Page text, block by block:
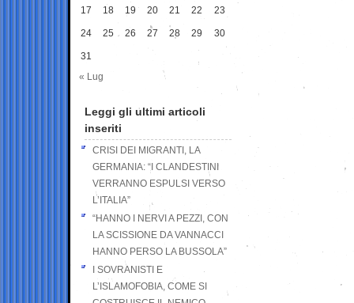
17 18 19 20 21 22 23
24 25 26 27 28 29 30
31
« Lug
Leggi gli ultimi articoli
inseriti
CRISI DEI MIGRANTI, LA
GERMANIA: “I CLANDESTINI
VERRANNO ESPULSI VERSO
L’ITALIA”
“HANNO I NERVI A PEZZI, CON
LA SCISSIONE DA VANNACCI
HANNO PERSO LA BUSSOLA”
I SOVRANISTI E
L’ISLAMOFOBIA, COME SI